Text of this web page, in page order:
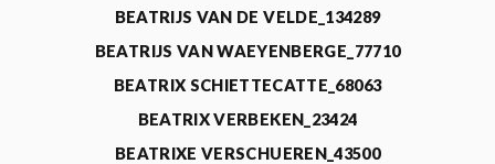
BEATRIJS VAN DE VELDE_134289
BEATRIJS VAN WAEYENBERGE_77710
BEATRIX SCHIETTECATTE_68063
BEATRIX VERBEKEN_23424
BEATRIXE VERSCHUEREN_43500